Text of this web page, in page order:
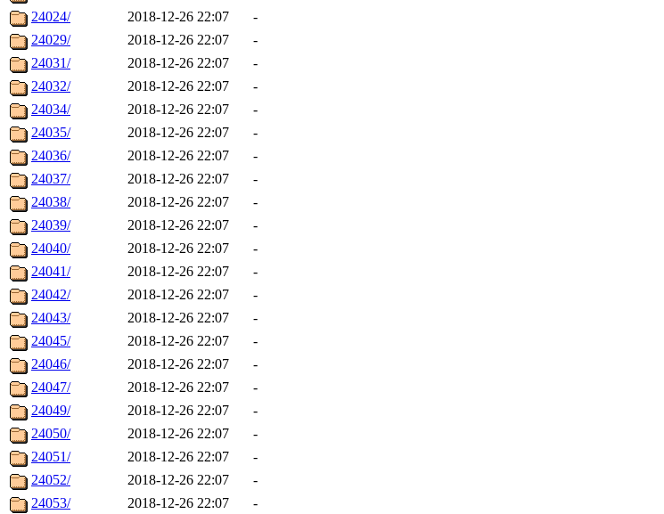
24024/
2018-12-26 22:07
-
24029/
2018-12-26 22:07
-
24031/
2018-12-26 22:07
-
24032/
2018-12-26 22:07
-
24034/
2018-12-26 22:07
-
24035/
2018-12-26 22:07
-
24036/
2018-12-26 22:07
-
24037/
2018-12-26 22:07
-
24038/
2018-12-26 22:07
-
24039/
2018-12-26 22:07
-
24040/
2018-12-26 22:07
-
24041/
2018-12-26 22:07
-
24042/
2018-12-26 22:07
-
24043/
2018-12-26 22:07
-
24045/
2018-12-26 22:07
-
24046/
2018-12-26 22:07
-
24047/
2018-12-26 22:07
-
24049/
2018-12-26 22:07
-
24050/
2018-12-26 22:07
-
24051/
2018-12-26 22:07
-
24052/
2018-12-26 22:07
-
24053/
2018-12-26 22:07
-